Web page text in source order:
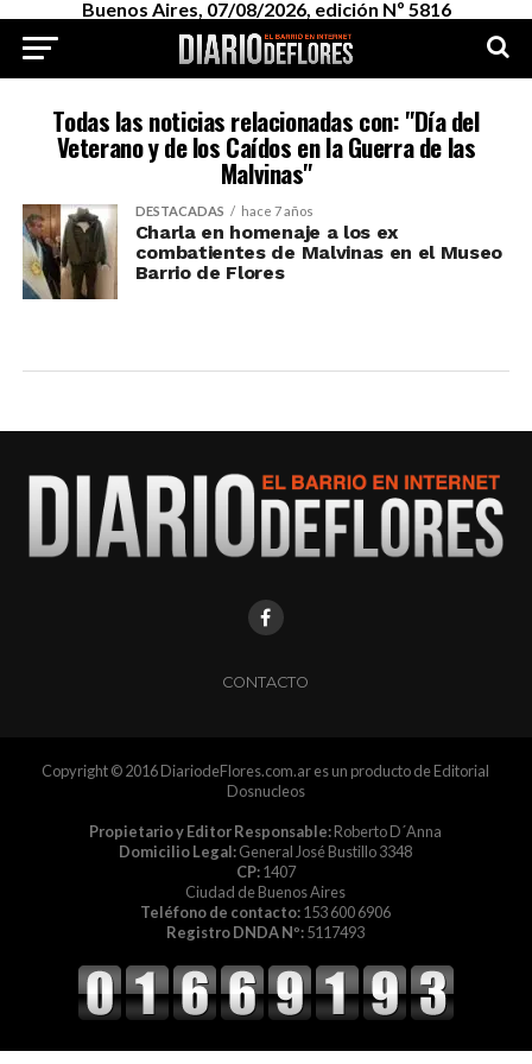
Buenos Aires, 07/08/2026, edición Nº 5816
Todas las noticias relacionadas con: "Día del
Veterano y de los Caídos en la Guerra de las
Malvinas"
DESTACADAS hace 7 años
Charla en homenaje a los ex
combatientes de Malvinas en el Museo
Barrio de Flores
CONTACTO
Copyright © 2016 DiariodeFlores.com.ar es un producto de Editorial
Dosnucleos
Propietario y Editor Responsable:Roberto D´Anna
Domicilio Legal:General José Bustillo 3348
CP:1407
Ciudad de Buenos Aires
Teléfono de contacto:153 600 6906
Registro DNDA Nº:5117493